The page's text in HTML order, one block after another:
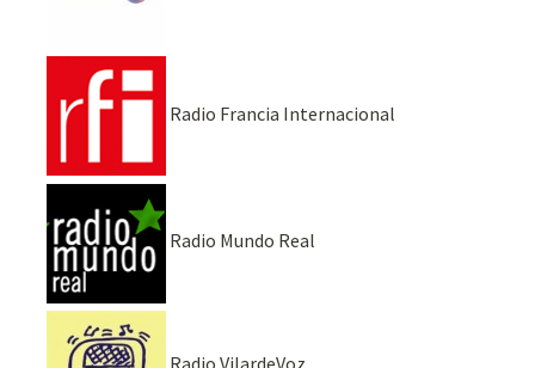
Radio Francia Internacional
Radio Mundo Real
Radio VilardeVoz